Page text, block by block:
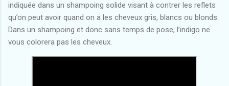
indiquée dans un shampoing solide visant à contrer les reflets
qu’on peut avoir quand on a les cheveux gris, blancs ou blonds.
Dans un shampoing et donc sans temps de pose, l’indigo ne
vous colorera pas les cheveux.